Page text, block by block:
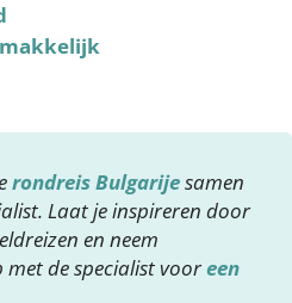
rondreis Bulgarijesamen
Laat je inspireren door
en neem
de specialist vooreen